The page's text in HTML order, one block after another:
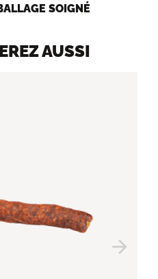
SOIGNÉ
AUSSI
arrow_forward